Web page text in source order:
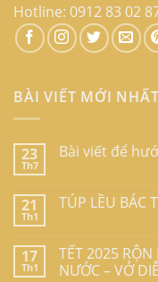
Hotline: 0912 83 02
BÀI VIẾT MỚI NHẤT
23
Th7
Bài viết để
21
Th1
TÚP LỀU BÁC
17
Th1
TẾT 2025
NƯỚC – VỞ